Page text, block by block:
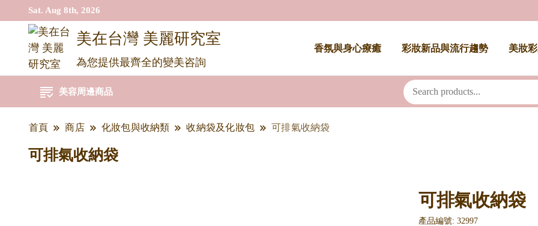
Sat. Aug 8th, 2026
美在台灣 美麗研究室
為您提供最齊全的變美咨詢
香氛與身心療癒 彩妝新品與流行趨勢 美妝
美容周邊商品
首頁 商店 化妝包與收納類 收納袋及化妝包 可排氣收納袋
可排氣收納袋
可排氣收納袋
產品編號: 32997